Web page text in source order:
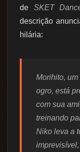
de SKET
descrição
hilária:
Morihito,
ogro, está
com sua
treinando
Niko leva a